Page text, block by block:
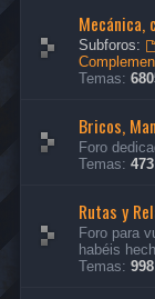
Mecánica,
Subforos:
Temas:
Bricos,
Foro
Temas: 473
Rutas y
Foro para
habéis
Temas: 998